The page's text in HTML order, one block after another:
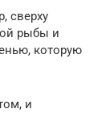
сверху
рыбы и
которую
и